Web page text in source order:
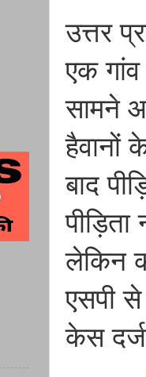
उत्तर
एक गांव
सामने
हैवानों
बाद
लेकिन
एसपी से
केस